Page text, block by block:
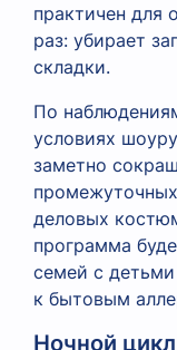
практичен для
раз: убирает
складки.
По
условиях
заметно
деловых
программа
семей с
к бытовым
Ночной